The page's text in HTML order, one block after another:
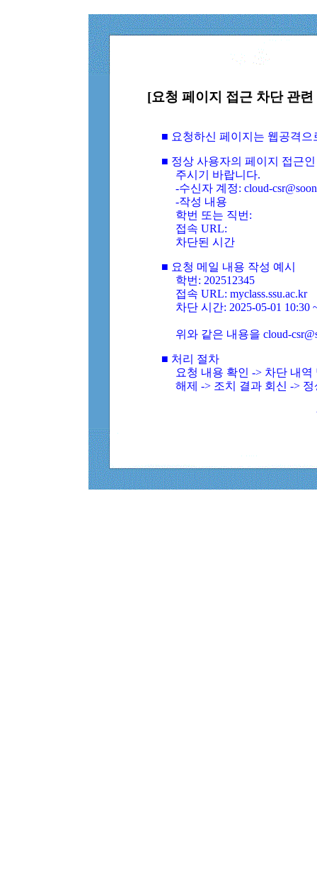
[요청 페이지 접근 차단 관
■ 요청하신 페이지는 웹공격
■ 정상 사용자의 페이지 접근
주시기 바랍니다.
-수신자 계정: cloud-
-작성 내용
학번 또는 직번:
접속 URL:
차단된 시간
■ 요청 메일 내용 작성 예시
학번: 202512345
접속 URL: myclass.ssu.ac.kr
차단 시간: 2025-05-01 10:30
위와 같은 내용을 cloud-
■ 처리 절차
요청 내용 확인 -> 차단 내
해제 -> 조치 결과 회신 ->